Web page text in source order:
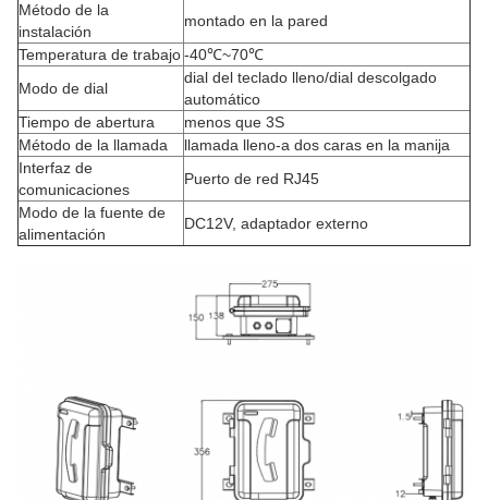
Método de la
instalación
montado en la pared
Temperatura de trabajo-40℃~70℃
Modo de dial
dial del teclado lleno/dial descolgado
automático
Tiempo de abertura
menos que 3S
Método de la llamada
llamada lleno-a dos caras en la manija
Interfaz de
comunicaciones
Puerto de red RJ45
Modo de la fuente de
alimentación
DC12V, adaptador externo